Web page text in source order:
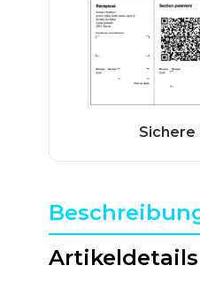
Artikeldetails